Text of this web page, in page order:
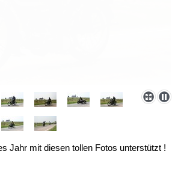
Jahr mit diesen tollen Fotos unterstützt !